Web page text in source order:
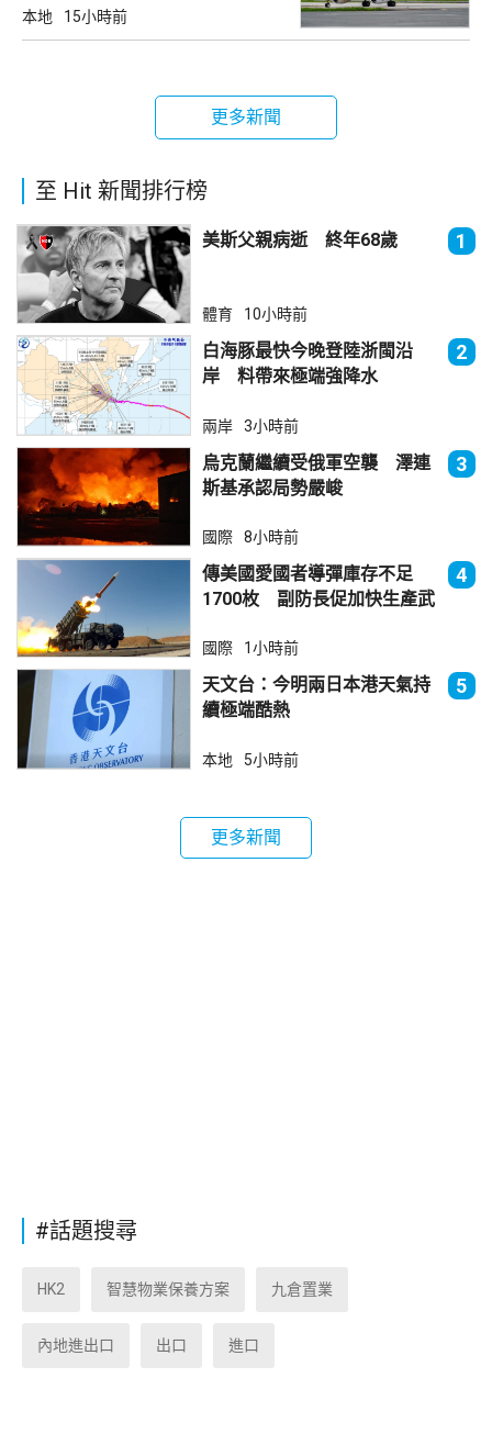
本地 15小時前
更多新聞
至 Hit 新聞排行榜
美斯父親病逝 終年68歲 1
體育 10小時前
白海豚最快今晚登陸浙閩沿
岸 料帶來極端強降水
2
兩岸 3小時前
烏克蘭繼續受俄軍空襲 澤連
斯基承認局勢嚴峻
3
國際 8小時前
傳美國愛國者導彈庫存不足
1700枚 副防長促加快生產武
4
國際 1小時前
天文台：今明兩日本港天氣持
續極端酷熱
5
本地 5小時前
更多新聞
#話題搜尋
HK2 智慧物業保養方案 九倉置業
內地進出口 出口 進口